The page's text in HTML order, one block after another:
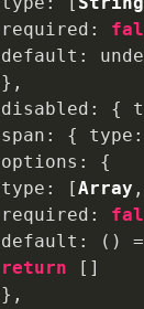
required :
default :
disabled : {
span : { type :
options
type : [Array ,
required :
default : ()
return []
},